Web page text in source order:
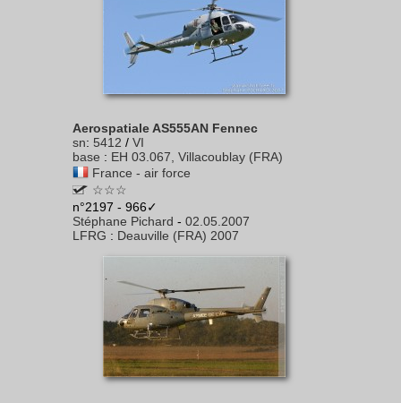
Aerospatiale AS555AN Fennec
sn: 5412 / VI
base : EH 03.067, Villacoublay (FRA)
France - air force
☆☆☆
n°2197 - 966✓
Stéphane Pichard - 02.05.2007
LFRG : Deauville (FRA) 2007